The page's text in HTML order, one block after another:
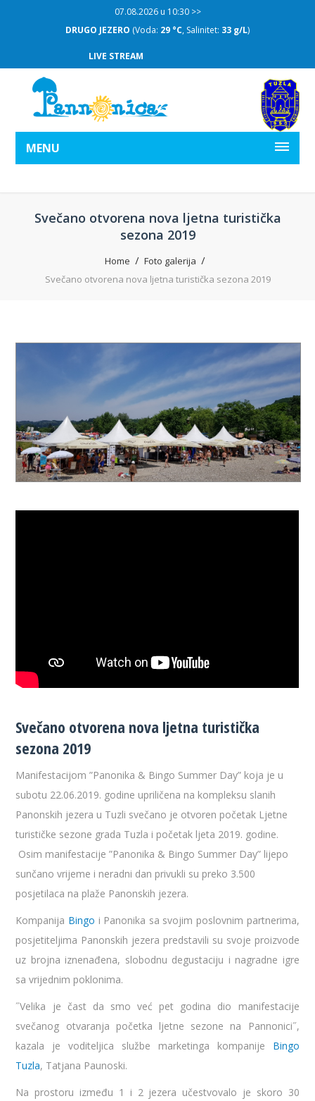
07.08.2026 u 10:30 >>
DRUGO JEZERO (Voda: 29 °C, Salinitet: 33 g/L)
LIVE STREAM
MENU
Svečano otvorena nova ljetna turistička
sezona 2019
Home
Foto galerija
Svečano otvorena nova ljetna turistička sezona 2019
Svečano otvorena nova ljetna turistička
sezona 2019
Manifestacijom ”Panonika & Bingo Summer Day” koja je u
subotu 22.06.2019. godine upriličena na kompleksu slanih
Panonskih jezera u Tuzli svečano je otvoren početak Ljetne
turističke sezone grada Tuzla i početak ljeta 2019. godine.
Osim manifestacije ”Panonika & Bingo Summer Day” lijepo
sunčano vrijeme i neradni dan privukli su preko 3.500
posjetilaca na plaže Panonskih jezera.
Kompanija Bingo i Panonika sa svojim poslovnim partnerima,
posjetiteljima Panonskih jezera predstavili su svoje proizvode
uz brojna iznenađena, slobodnu degustaciju i nagradne igre
sa vrijednim poklonima.
˝Velika je čast da smo već pet godina dio manifestacije
svečanog otvaranja početka ljetne sezone na Pannonici˝,
kazala je voditeljica službe marketinga kompanije Bingo
Tuzla, Tatjana Paunoski.
Na prostoru između 1 i 2 jezera učestvovalo je skoro 30